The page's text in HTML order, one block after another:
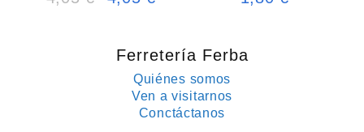
4,05 €.
4,05 €.
Ferretería Ferba
Quiénes somos
Ven a visitarnos
Conctáctanos